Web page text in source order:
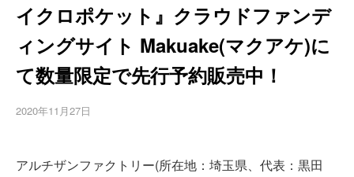
イクロポケット』クラウドファンデ
ィングサイト Makuake(マクアケ)に
て数量限定で先行予約販売中！
2020年11月27日
アルチザンファクトリー(所在地：埼玉県、代表：黒田